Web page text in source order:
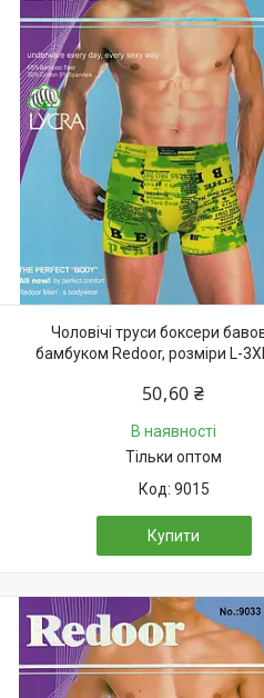
Чоловічі труси боксери
бамбуком Redoor, розміри L-
50,60 ₴
В наявності
Тільки оптом
9015
Купити